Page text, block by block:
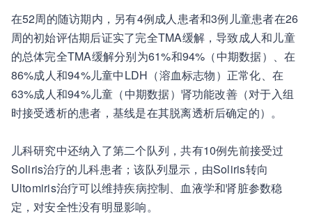
在52周的随访期内，另有4例成人患者和3例儿童患者在26
周的初始评估期后证实了完全TMA缓解，导致成人和儿童
的总体完全TMA缓解分别为61%和94%（中期数据）、在
86%成人和94%儿童中LDH（溶血标志物）正常化、在
63%成人和94%儿童（中期数据）肾功能改善（对于入组
时接受透析的患者，基线是在其脱离透析后确定的）。
儿科研究中还纳入了第二个队列，共有10例先前接受过
Soliris治疗的儿科患者；该队列显示，由Soliris转向
Ultomiris治疗可以维持疾病控制、血液学和肾脏参数稳
定，对安全性没有明显影响。